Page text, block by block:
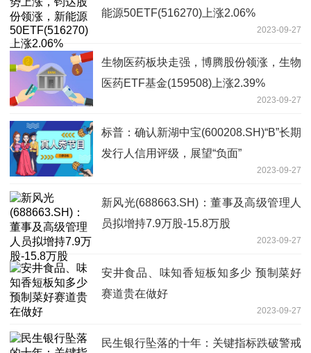
能源50ETF(516270)上涨2.06%
2023-09-27
生物医药板块走强，博腾股份领涨，生物
医药ETF基金(159508)上涨2.39%
2023-09-27
标普：确认新湖中宝(600208.SH)“B”长期
发行人信用评级，展望“负面”
2023-09-27
新风光(688663.SH)：董事及高级管理人
员拟增持7.9万股-15.8万股
2023-09-27
安井食品、味知香短板知多少 预制菜好
赛道贵在做好
2023-09-27
民生银行坠落的十年：关键指标跌破警戒